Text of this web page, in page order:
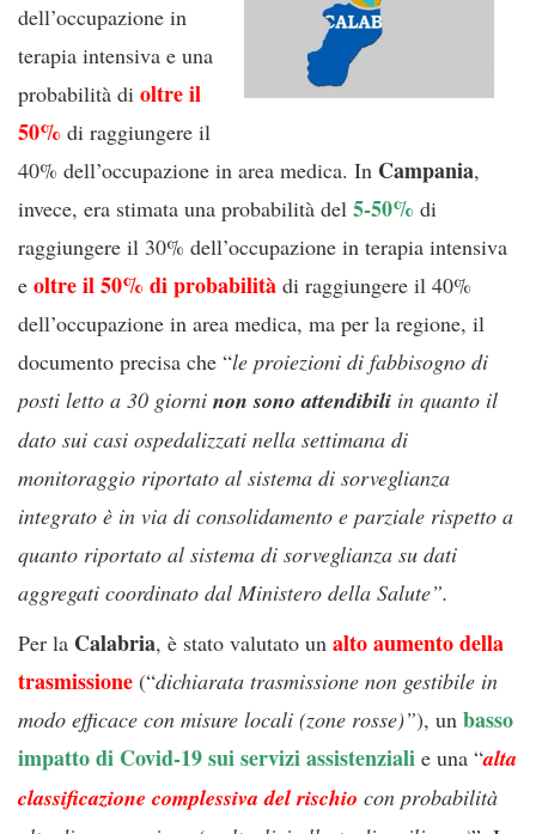
dell’occupazione in
terapia intensiva e una
probabilità di oltre il
50% di raggiungere il
40% dell’occupazione in area medica. In Campania,
invece, era stimata una probabilità del 5-50% di
raggiungere il 30% dell’occupazione in terapia intensiva
e oltre il 50% di probabilità di raggiungere il 40%
dell’occupazione in area medica, ma per la regione, il
documento precisa che “le proiezioni di fabbisogno di
posti letto a 30 giorni non sono attendibili in quanto il
dato sui casi ospedalizzati nella settimana di
monitoraggio riportato al sistema di sorveglianza
integrato è in via di consolidamento e parziale rispetto a
quanto riportato al sistema di sorveglianza su dati
aggregati coordinato dal Ministero della Salute”.
Per la Calabria, è stato valutato un alto aumento della
trasmissione (“dichiarata trasmissione non gestibile in
modo efficace con misure locali (zone rosse)”), un basso
impatto di Covid-19 sui servizi assistenziali e una “alta
classificazione complessiva del rischio con probabilità